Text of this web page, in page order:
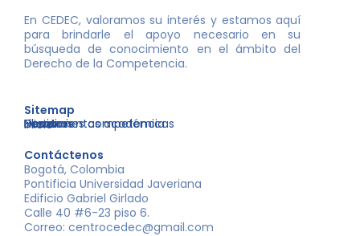
En CEDEC, valoramos su interés y estamos aquí
para brindarle el apoyo necesario en su
búsqueda de conocimiento en el ámbito del
Derecho de la Competencia.
Sitemap
Inicio
Nosotros
Libros
Decisiones competencia
Eventos
Herramientas académicas
Contáctenos
Bogotá, Colombia
Pontificia Universidad Javeriana
Edificio Gabriel Girlado
Calle 40 #6-23 piso 6.
Correo: centrocedec@gmail.com